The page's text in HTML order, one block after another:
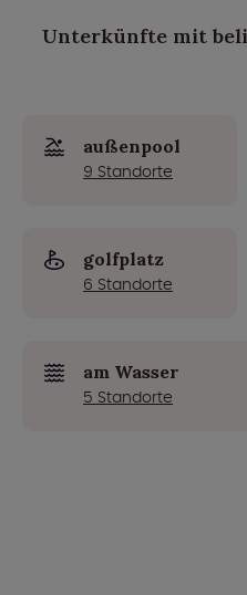
Unterkünfte mit
außenpool
9 Standorte
golfplatz
6 Standorte
am Wasser
5 Standorte